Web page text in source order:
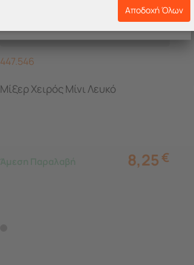
447.546
Μίξερ Χειρός Μίνι Λευκό
Άμεση Παραλαβή 8,25 €
Αποδοχή Όλων